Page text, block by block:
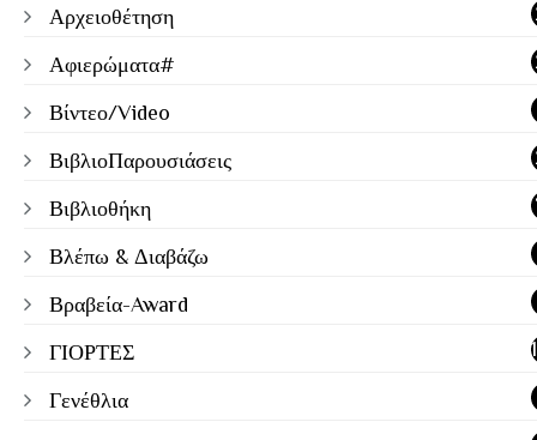
Αρχειοθέτηση
Αφιερώματα#
Βίντεο/Video
ΒιβλιοΠαρουσιάσεις
Βιβλιοθήκη
Βλέπω & Διαβάζω
Βραβεία-Award
ΓΙΟΡΤΕΣ
Γενέθλια